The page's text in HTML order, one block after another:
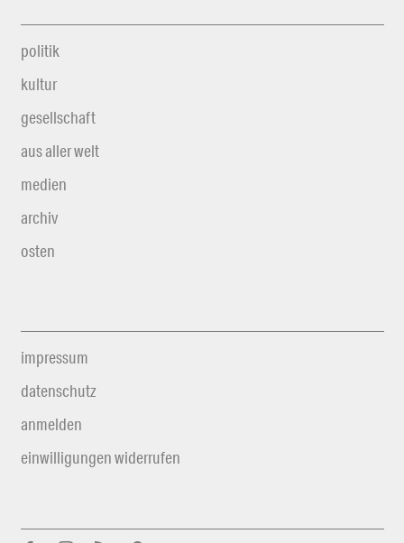
politik
kultur
gesellschaft
aus aller welt
medien
archiv
osten
impressum
datenschutz
anmelden
einwilligungen widerrufen